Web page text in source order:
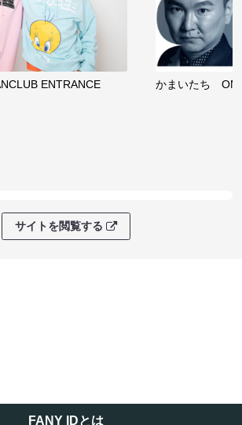
ENTRANCE かまいたち
サイトを閲覧する
FANY IDとは